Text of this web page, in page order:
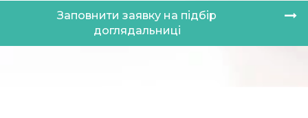
Заповнити заявку на підбір
доглядальниці